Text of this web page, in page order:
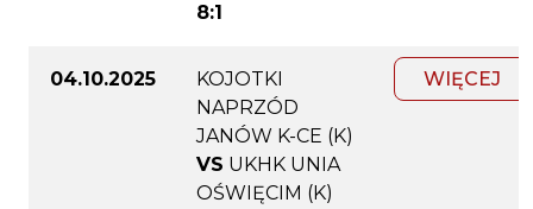
8:1
04.10.2025
KOJOTKI
NAPRZÓD
JANÓW K-CE (K)
VS UKHK UNIA
OŚWIĘCIM (K)
WIĘCEJ